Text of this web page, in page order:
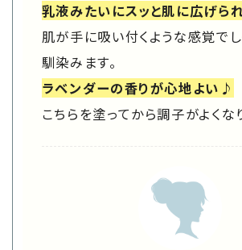
乳液みたいにスッと肌に広げられ
肌が手に吸い付くような感覚で
馴染みます。
ラベンダーの香りが心地よい♪
こちらを塗ってから調子がよくな